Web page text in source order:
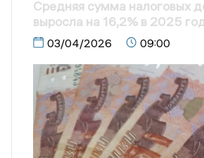
Средняя сумма налоговых
выросла на 16,2% в 2025
03/04/2026 09:00